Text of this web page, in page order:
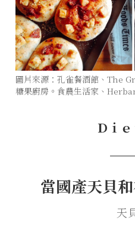
圖片來源：孔雀餐酒館、The
糖果廚房。食農生活家、
Ｄｉｅ
當國產天貝
天